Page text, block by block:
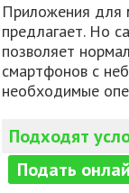
Приложения для
предлагает. Но
позволяет
смартфонов с
необходимые
Подходят
Подать